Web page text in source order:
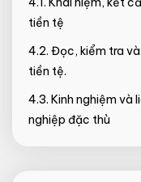
tiền tệ
4.2. Đọc, kiểm tra
tiền tệ.
4.3. Kinh nghiệm và
nghiệp đặc thù